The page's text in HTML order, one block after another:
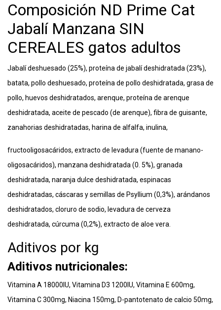
Composición ND Prime Cat
Jabalí Manzana SIN
CEREALES gatos adultos
Jabalí deshuesado (25%), proteína de jabalí deshidratada (23%),
batata, pollo deshuesado, proteína de pollo deshidratada, grasa de
pollo, huevos deshidratados, arenque, proteína de arenque
deshidratada, aceite de pescado (de arenque), fibra de guisante,
zanahorias deshidratadas, harina de alfalfa, inulina,
fructooligosacáridos, extracto de levadura (fuente de manano-
oligosacáridos), manzana deshidratada (0. 5%), granada
deshidratada, naranja dulce deshidratada, espinacas
deshidratadas, cáscaras y semillas de Psyllium (0,3%), arándanos
deshidratados, cloruro de sodio, levadura de cerveza
deshidratada, cúrcuma (0,2%), extracto de aloe vera.
Aditivos por kg
Aditivos nutricionales:
Vitamina A 18000IU, Vitamina D3 1200IU, Vitamina E 600mg,
Vitamina C 300mg, Niacina 150mg, D-pantotenato de calcio 50mg,